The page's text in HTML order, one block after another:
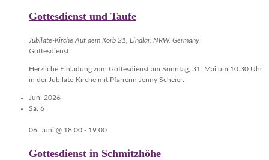
Gottesdienst und Taufe
Jubilate-Kirche Auf dem Korb 21, Lindlar, NRW, Germany
Gottesdienst
Herzliche Einladung zum Gottesdienst am Sonntag, 31. Mai um 10.30 Uhr
in der Jubilate-Kirche mit Pfarrerin Jenny Scheier.
Juni 2026
Sa. 6
06. Juni @ 18:00 - 19:00
Gottesdienst in Schmitzhöhe